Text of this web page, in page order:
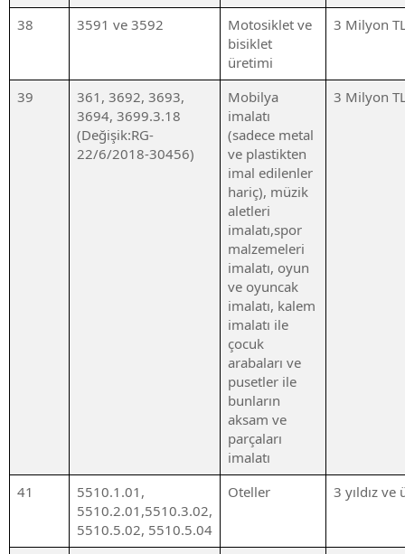
38 3591 ve 3592
Motosiklet ve
bisiklet
üretimi
3 Milyon
39
361, 3692, 3693,
3694, 3699.3.18
(Değişik:RG-
22/6/2018-30456)
Mobilya
imalatı
(sadece metal
ve plastikten
imal edilenler
hariç), müzik
aletleri
imalatı,spor
malzemeleri
imalatı, oyun
ve oyuncak
imalatı, kalem
imalatı ile
çocuk
arabaları ve
pusetler ile
bunların
aksam ve
parçaları
imalatı
3 Milyon
41
5510.1.01,
5510.2.01,5510.3.02,
5510.5.02, 5510.5.04
Oteller 3 yıldız ve